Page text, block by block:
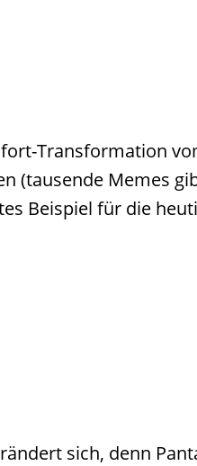
Transformation
(tausende Memes
Beispiel für die
sich, denn